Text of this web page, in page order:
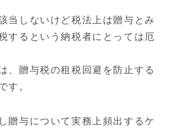
当しないけど税法上は贈与とみ
するという納税者にとっては厄
、贈与税の租税回避を防止する
す。
贈与について実務上頻出するケ